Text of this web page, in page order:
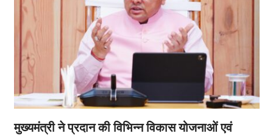
मुख्यमंत्री ने प्रदान की विभिन्न विकास योजनाओं एवं